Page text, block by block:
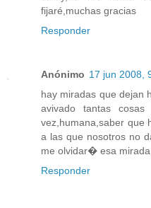
fijaré,muchas gracias
Responder
Anónimo 17 jun 2008,
hay miradas que dejan
avivado tantas
vez,humana,saber que
a las que nosotros no
me olvidar� esa
Responder